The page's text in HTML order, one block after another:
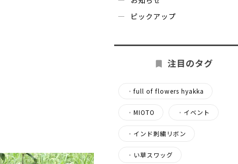
ピックアップ
注目のタグ
・ full of flowers hyakka
・ MIOTO ・ イベント
・ インド刺繍リボン
・ い草スワッグ